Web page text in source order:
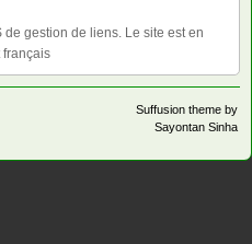
de gestion de liens. Le site est en
français
Suffusion theme by
Sayontan Sinha